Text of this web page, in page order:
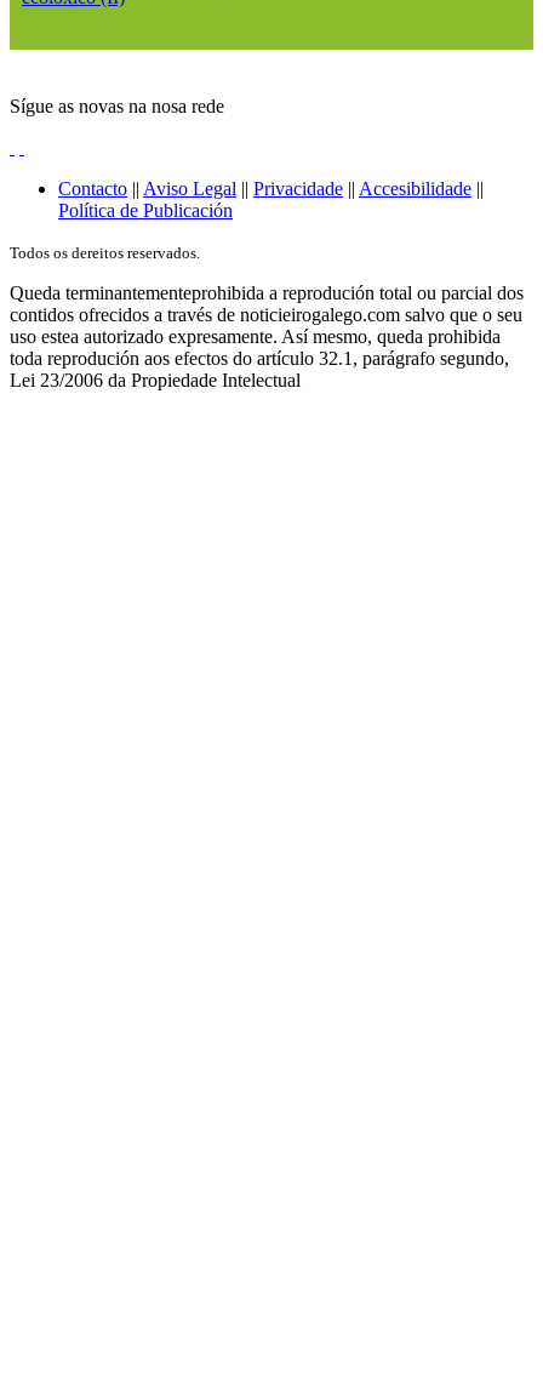
Sígue as novas na nosa rede
Contacto || Aviso Legal || Privacidade || Accesibilidade ||
Política de Publicación
Todos os dereitos reservados.
Queda terminantementeprohibida a reprodución total ou parcial dos
contidos ofrecidos a través de noticieirogalego.com salvo que o seu
uso estea autorizado expresamente. Así mesmo, queda prohibida
toda reprodución aos efectos do artículo 32.1, parágrafo segundo,
Lei 23/2006 da Propiedade Intelectual